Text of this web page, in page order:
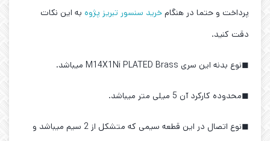
پرداخت و حتما در هنگام خرید سنسور تبریز پژوه به این نکات
دقت کنید.
◼نوع بدنه این سری M14X1Ni PLATED Brass میباشد.
◼محدوده کارکرد آن 5 میلی متر میباشد.
◼نوع اتصال در این قطعه سیمی که متشکل از 2 سیم میباشد و